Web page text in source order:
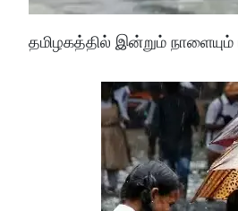
தமிழகத்தில் இன்றும்